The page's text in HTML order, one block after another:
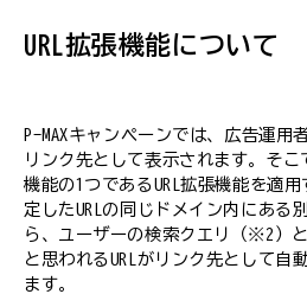
URL拡張機能について
P-MAXキャンペーンでは、広告運用
リンク先として表示されます。そ
機能の1つであるURL拡張機能を適
定したURLの同じドメイン内にある
ら、ユーザーの検索クエリ（※2）
と思われるURLがリンク先として自
ます。